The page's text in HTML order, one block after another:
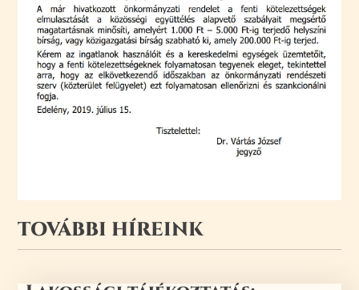
TOVÁBBI HÍREINK